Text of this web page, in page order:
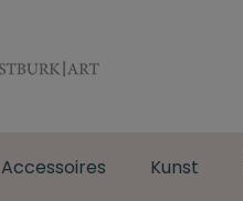
Accessoires Kunst